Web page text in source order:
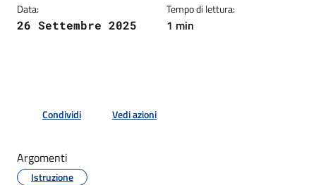
Data:
26 Settembre 2025
Tempo di lettura:
1 min
Condividi Vedi azioni
Argomenti
Istruzione